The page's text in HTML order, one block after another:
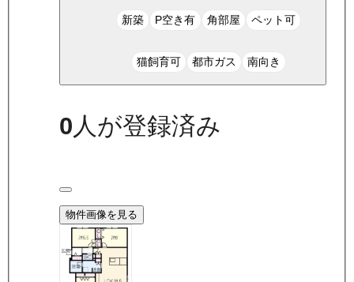
新築 P空き有 角部屋 ペット可
猫飼育可 都市ガス 南向き
0人が登録済み
物件画像を見る